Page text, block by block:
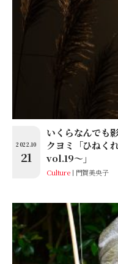
2022.10
21
いくらなんでも
クヨミ「ひねく
vol.19〜」
Culture 門賀美央子